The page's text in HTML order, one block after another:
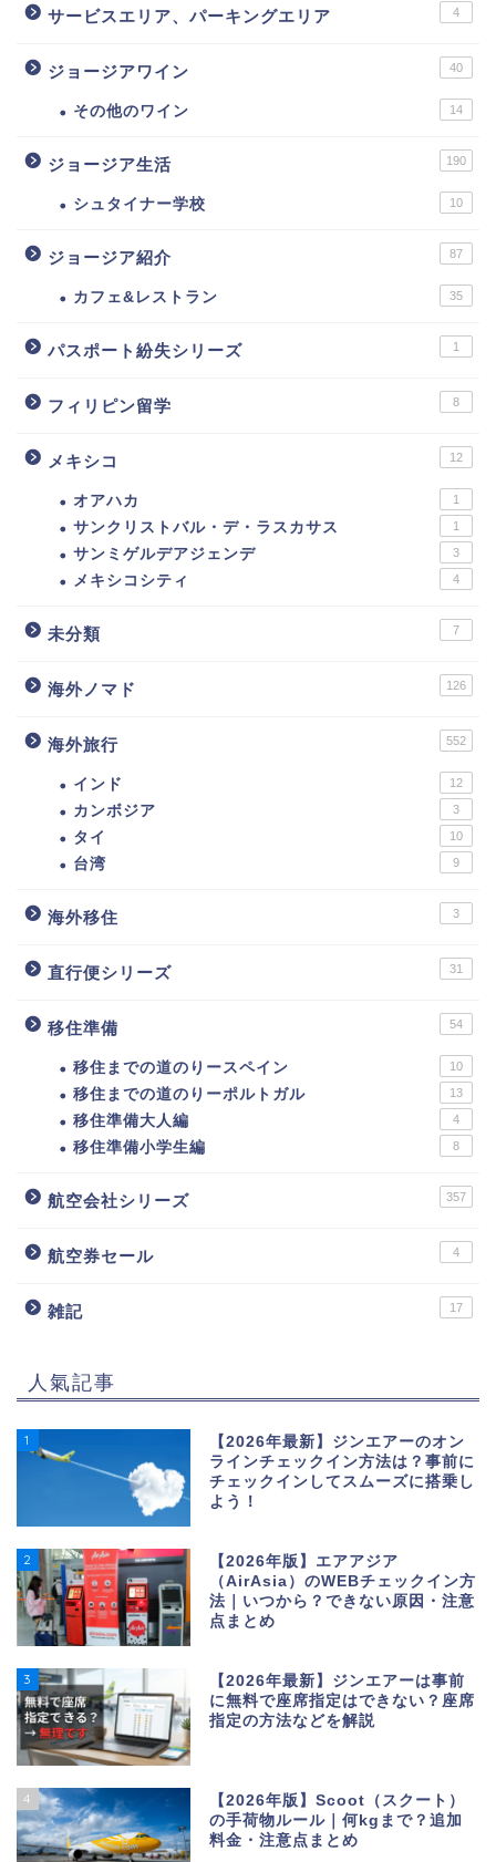
サービスエリア、パーキングエリア 4
ジョージアワイン 40
その他のワイン 14
ジョージア生活 190
シュタイナー学校 10
ジョージア紹介 87
カフェ&レストラン 35
パスポート紛失シリーズ 1
フィリピン留学 8
メキシコ 12
オアハカ 1
サンクリストバル・デ・ラスカサス 1
サンミゲルデアジェンデ 3
メキシコシティ 4
未分類 7
海外ノマド 126
海外旅行 552
インド 12
カンボジア 3
タイ 10
台湾 9
海外移住 3
直行便シリーズ 31
移住準備 54
移住までの道のりースペイン 10
移住までの道のりーポルトガル 13
移住準備大人編 4
移住準備小学生編 8
航空会社シリーズ 357
航空券セール 4
雑記 17
人氣記事
1
【2026年最新】ジンエアーのオン
ラインチェックイン方法は？事前に
チェックインしてスムーズに搭乗し
よう！
2
【2026年版】エアアジア
（AirAsia）のWEBチェックイン方
法｜いつから？できない原因・注意
点まとめ
3
【2026年最新】ジンエアーは事前
に無料で座席指定はできない？座席
指定の方法などを解説
4
【2026年版】Scoot（スクート）
の手荷物ルール｜何kgまで？追加
料金・注意点まとめ